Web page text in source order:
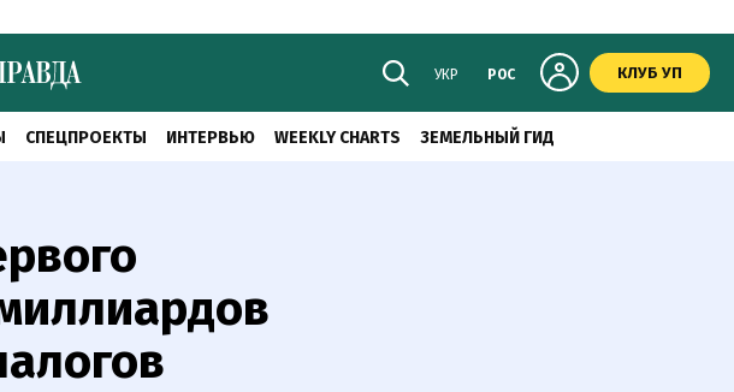
УКР РОС КЛУБ УП
СПЕЦПРОЕКТЫ ИНТЕРВЬЮ WEEKLY CHARTS ЗЕМЕЛЬНЫЙ ГИД